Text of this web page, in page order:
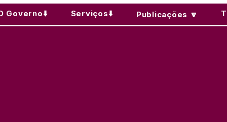
Governo⬇️ Serviços⬇️ Publicações 🔽
para fornecimento de café da manhã, coffee break e